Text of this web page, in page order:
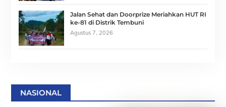
Jalan Sehat dan Doorprize Meriahkan HUT RI
ke-81 di Distrik Tembuni
Agustus 7, 2026
NASIONAL